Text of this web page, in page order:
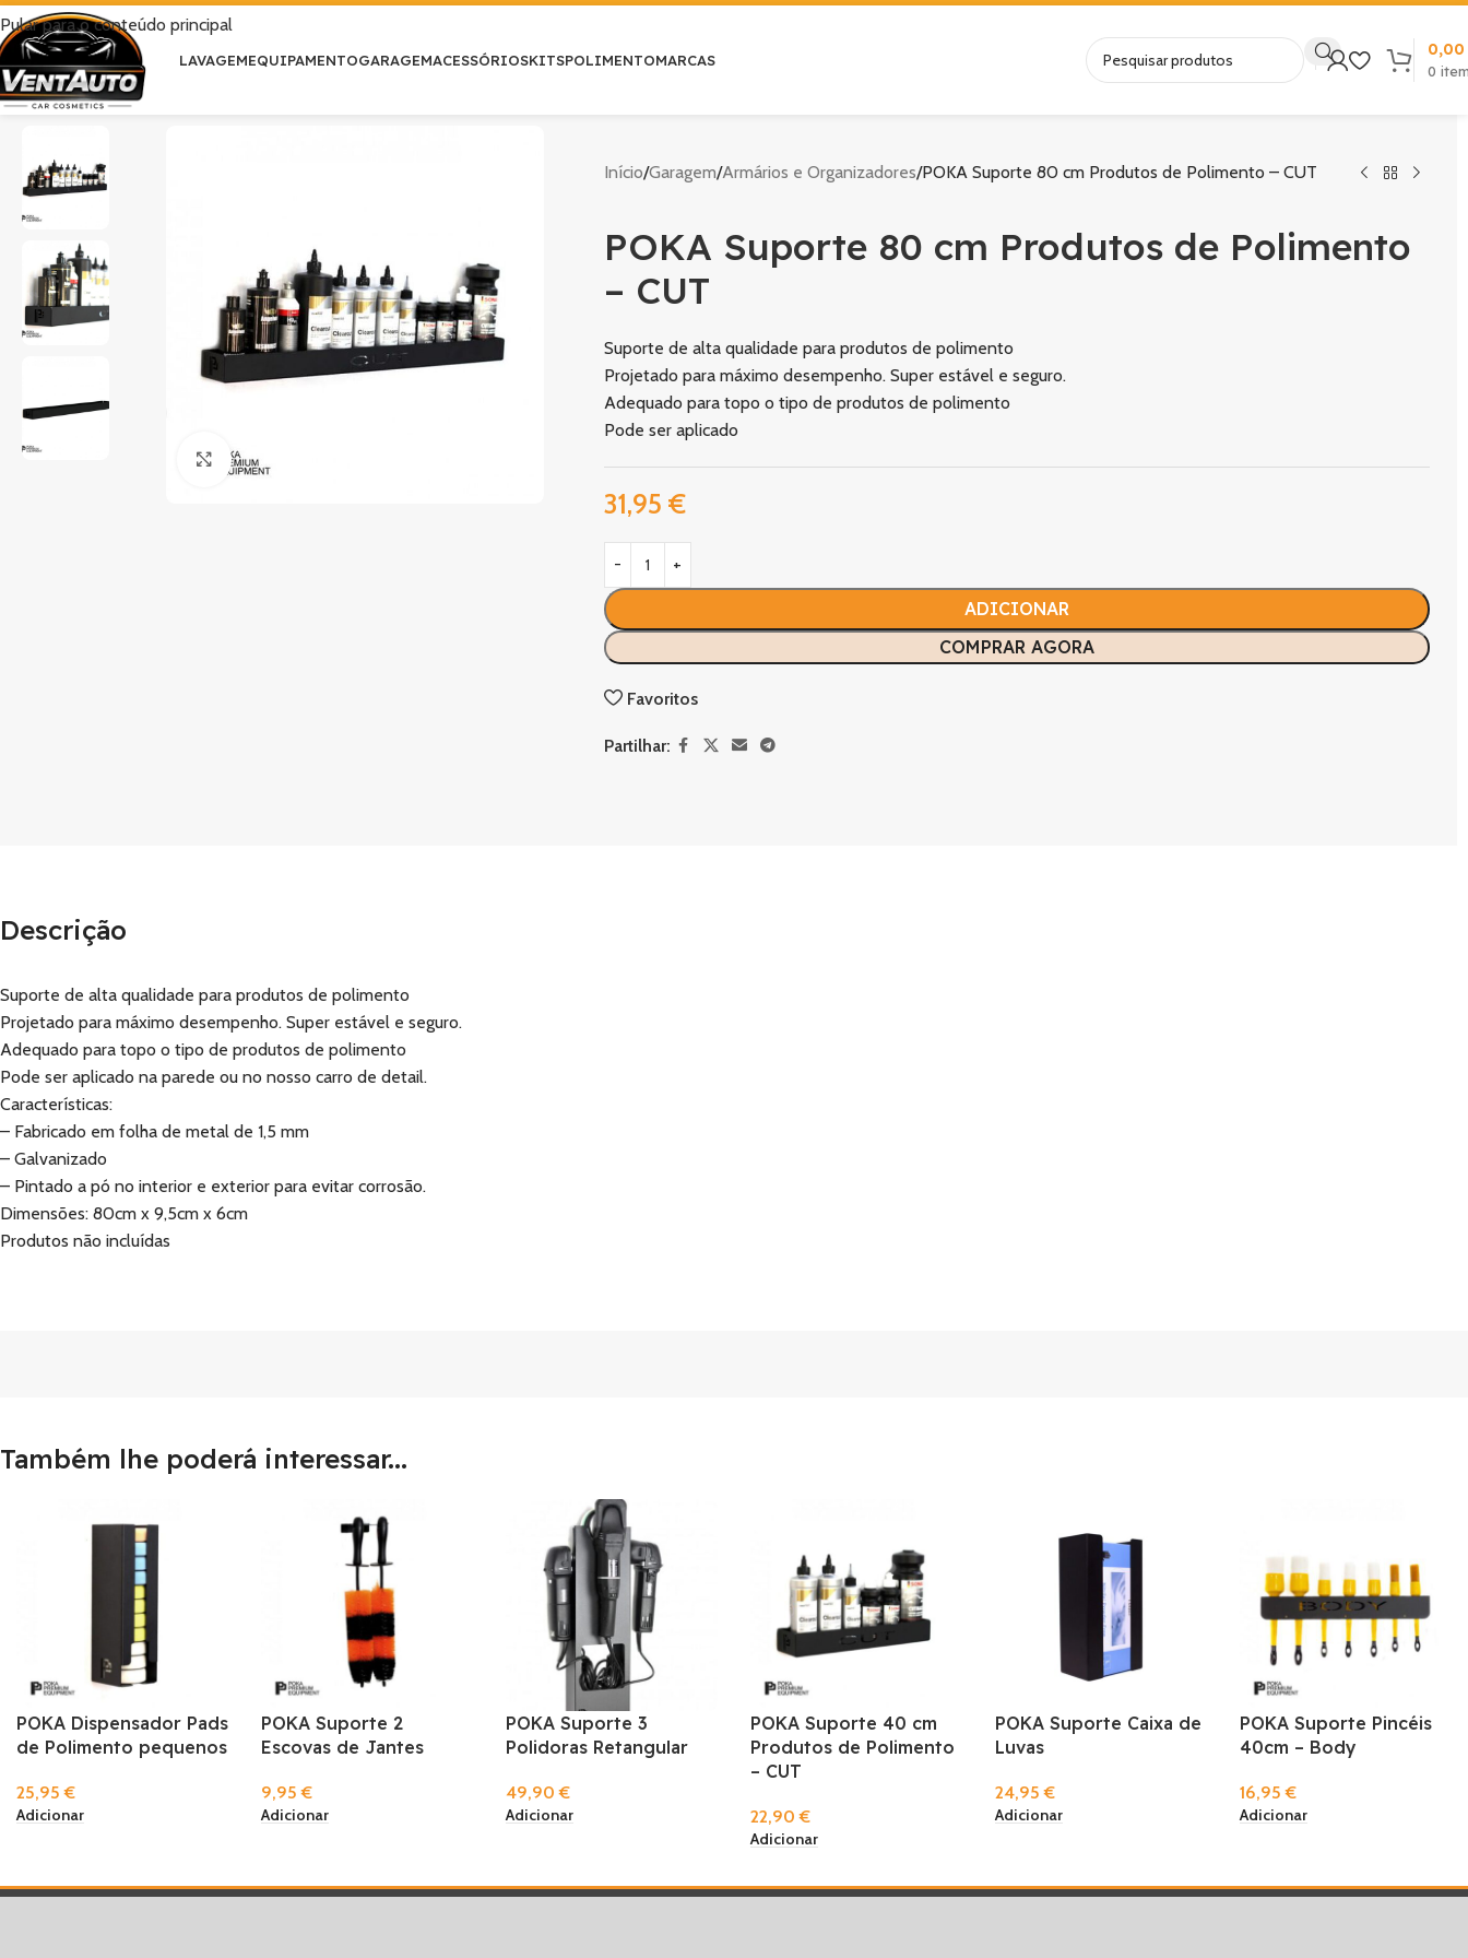
Pular para o conteúdo principal
LAVAGEMEQUIPAMENTOGARAGEMACESSÓRIOSKITSPOLIMENTOMARCAS
0
0,00
Clique para ampliar
Início Garagem Armários e Organizadores POKA Suporte 80 cm Produtos de Polimento – CUT
POKA Suporte 80 cm Produtos de Polimento
– CUT
Suporte de alta qualidade para produtos de polimento
Projetado para máximo desempenho. Super estável e seguro.
Adequado para topo o tipo de produtos de polimento
Pode ser aplicado
31,95 €
ADICIONAR
COMPRAR AGORA
Favoritos
Partilhar:
Descrição
Suporte de alta qualidade para produtos de polimento
Projetado para máximo desempenho. Super estável e seguro.
Adequado para topo o tipo de produtos de polimento
Pode ser aplicado na parede ou no nosso carro de detail.
Características:
– Fabricado em folha de metal de 1,5 mm
– Galvanizado
– Pintado a pó no interior e exterior para evitar corrosão.
Dimensões: 80cm x 9,5cm x 6cm
Produtos não incluídas
Também lhe poderá interessar...
POKA Dispensador Pads
de Polimento pequenos
25,95€
Adicionar
POKA Suporte 2
Escovas de Jantes
9,95€
Adicionar
POKA Suporte 3
Polidoras Retangular
49,90€
Adicionar
POKA Suporte 40 cm
Produtos de Polimento
– CUT
22,90€
Adicionar
POKA Suporte Caixa de
Luvas
24,95€
Adicionar
POKA Suporte Pincéis
40cm – Body
16,95€
Adicionar